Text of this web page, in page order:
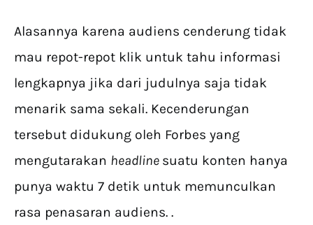
Alasannya karena audiens cenderung tidak
mau repot-repot klik untuk tahu informasi
lengkapnya jika dari judulnya saja tidak
menarik sama sekali. Kecenderungan
tersebut didukung oleh Forbes yang
mengutarakan headline suatu konten hanya
punya waktu 7 detik untuk memunculkan
rasa penasaran audiens. .